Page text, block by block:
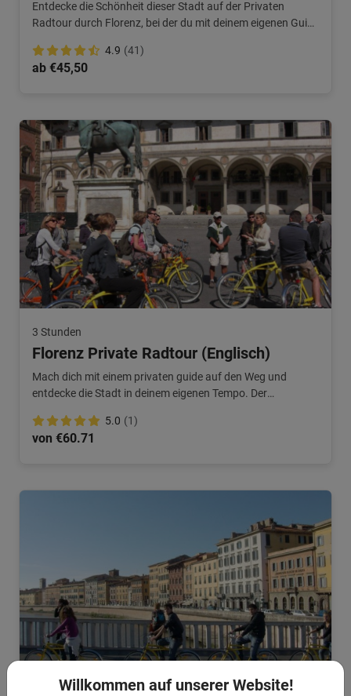
Willkommen auf unserer Website!
Entdecke die Schönheit dieser Stadt auf der Privaten
Radtour durch Florenz, bei der du mit deinem eigenen Guide
4.9 (41)
ab €45,50
3 Stunden
Florenz Private Radtour (Englisch)
Mach dich mit einem privaten guide auf den Weg und
entdecke die Stadt in deinem eigenen Tempo. Der
Florenz.
5.0 (1)
von €60.71